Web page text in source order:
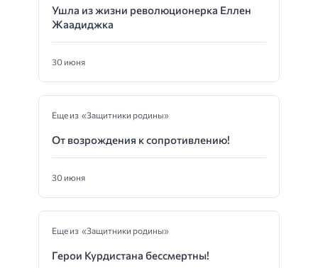
Ушла из жизни революционерка Еллен
Жаадиджка
30 июня
Еще из «Защитники родины»
От возрождения к сопротивлению!
30 июня
Еще из «Защитники родины»
Герои Курдистана бессмертны!